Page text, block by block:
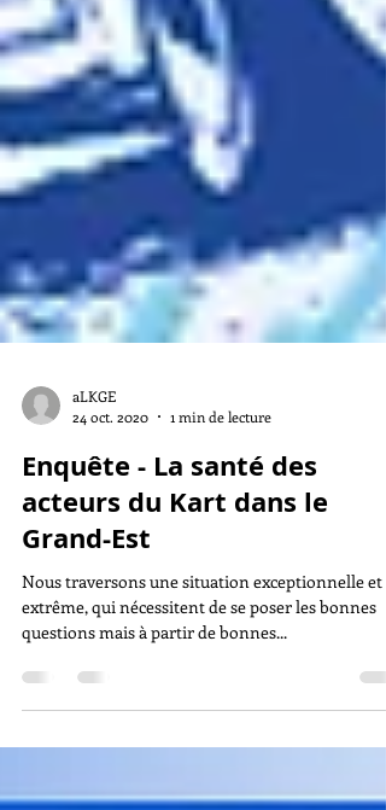
24 oct. 2020
1 min de lecture
Enquête - La santé des
acteurs du Kart dans le
Grand-Est
Nous traversons une situation exceptionnelle et
questions mais à partir de bonnes...